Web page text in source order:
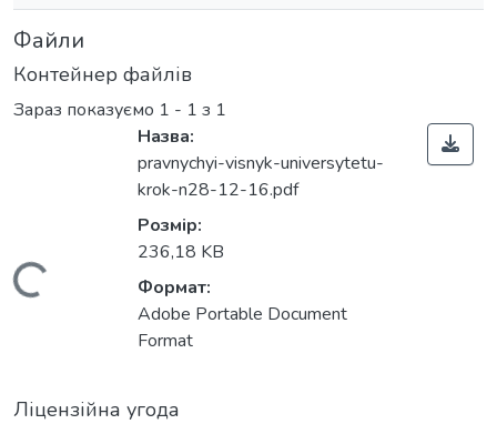
Файли
Контейнер файлів
Зараз показуємо 1 - 1 з 1
Вантажиться...
Назва:
pravnychyi-visnyk-universytetu-
krok-n28-12-16.pdf
Розмір:
236,18 KB
Формат:
Adobe Portable Document
Format
Ліцензійна угода